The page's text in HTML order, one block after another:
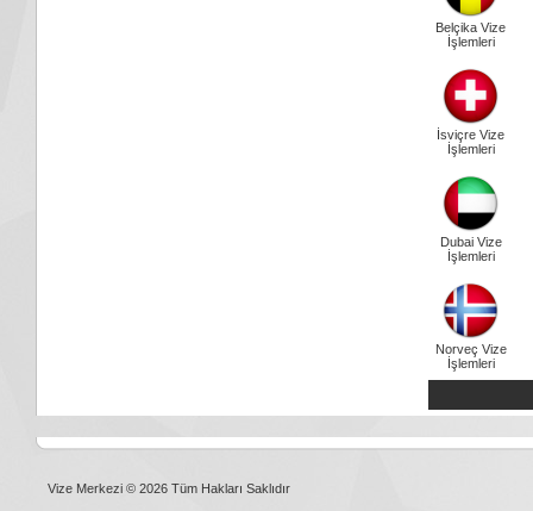
Belçika Vize
İşlemleri
İsviçre Vize
İşlemleri
Dubai Vize
İşlemleri
Norveç Vize
İşlemleri
Vize Merkezi © 2026 Tüm Hakları Saklıdır